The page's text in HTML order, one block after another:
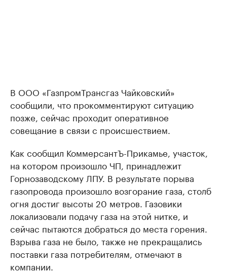
В ООО «ГазпромТрансгаз Чайковский»
сообщили, что прокомментируют ситуацию
позже, сейчас проходит оперативное
совещание в связи с происшествием.
Как сообщил КоммерсантЪ-Прикамье, участок,
на котором произошло ЧП, принадлежит
Горнозаводскому ЛПУ. В результате порыва
газопровода произошло возгорание газа, столб
огня достиг высоты 20 метров. Газовики
локализовали подачу газа на этой нитке, и
сейчас пытаются добраться до места горения.
Взрыва газа не было, также не прекращались
поставки газа потребителям, отмечают в
компании.